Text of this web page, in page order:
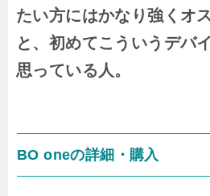
たい方にはかなり強くオ
と、初めてこういうデバ
思っている人。
BO oneの詳細・購入